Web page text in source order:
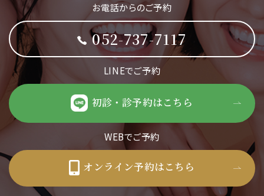
お電話からのご予約
052-737-7117
LINEでご予約
初診・診予約はこちら
WEBでご予約
オンライン予約はこちら